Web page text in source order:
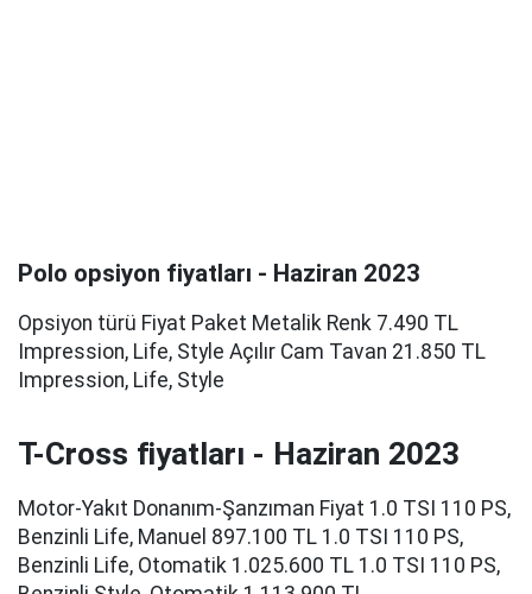
Polo opsiyon fiyatları - Haziran 2023
Opsiyon türü Fiyat Paket Metalik Renk 7.490 TL
Impression, Life, Style Açılır Cam Tavan 21.850 TL
Impression, Life, Style
T-Cross fiyatları - Haziran 2023
Motor-Yakıt Donanım-Şanzıman Fiyat 1.0 TSI 110 PS,
Benzinli Life, Manuel 897.100 TL 1.0 TSI 110 PS,
Benzinli Life, Otomatik 1.025.600 TL 1.0 TSI 110 PS,